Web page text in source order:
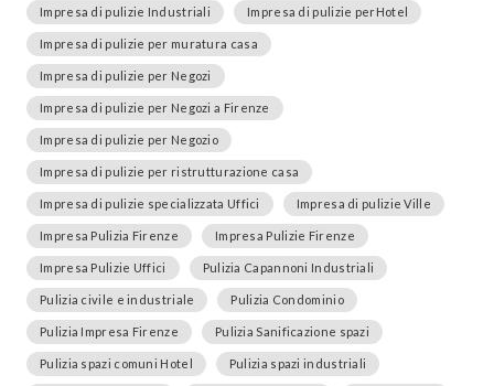
Impresa di pulizie Industriali Impresa di pulizie perHotel
Impresa di pulizie per muratura casa
Impresa di pulizie per Negozi
Impresa di pulizie per Negozi a Firenze
Impresa di pulizie per Negozio
Impresa di pulizie per ristrutturazione casa
Impresa di pulizie specializzata Uffici Impresa di pulizie Ville
Impresa Pulizia Firenze Impresa Pulizie Firenze
Impresa Pulizie Uffici Pulizia Capannoni Industriali
Pulizia civile e industriale Pulizia Condominio
Pulizia Impresa Firenze Pulizia Sanificazione spazi
Pulizia spazi comuni Hotel Pulizia spazi industriali